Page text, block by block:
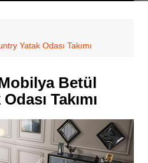
Yatak Odası Takımı
Betül
Takımı